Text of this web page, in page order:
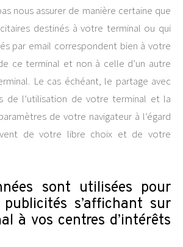
nous assurer de manière certaine que
destinés à votre terminal ou qui
par email correspondent bien à votre
ce terminal et non à celle d’un autre
Le cas échéant, le partage avec
de l’utilisation de votre terminal et la
de votre navigateur à l’égard
de votre libre choix et de votre
sont utilisées pour
s’affichant sur
à vos centres d’intérêts